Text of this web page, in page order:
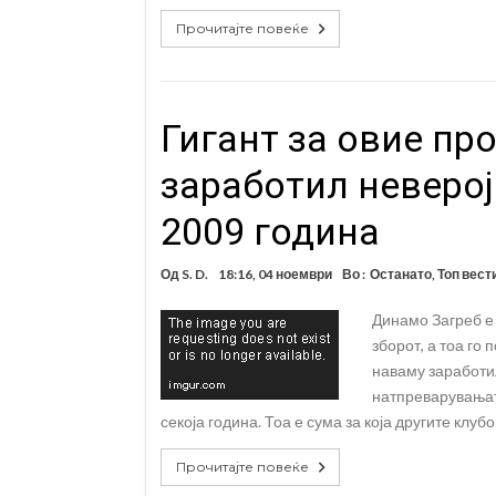
Прочитајте повеќе
Гигант за овие
заработил
2009 година
Од S. D. 18:16, 04 ноември Во : Останато, Топ
Динамо Загреб е
зборот, а тоа го
наваму
секоја година. Тоа е сума за која другите
Прочитајте повеќе